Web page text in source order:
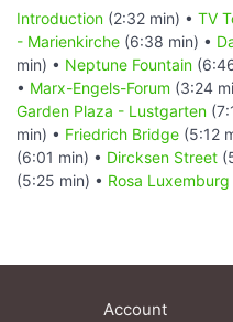
Introduction (2:32 min) • TV
- Marienkirche (6:38 min) •
min) • Neptune Fountain
• Marx-Engels-Forum (3:24
Garden Plaza - Lustgarten
min) • Friedrich Bridge (5:12
(6:01 min) • Dircksen Street
(5:25 min) • Rosa
Account